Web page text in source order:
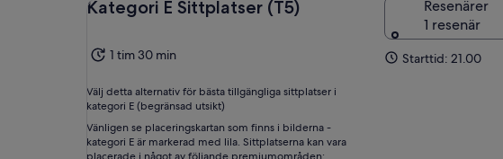
Kategori E Sittplatser (T5)
1 tim 30 min
Välj detta alternativ för bästa tillgängliga sittplatser i
kategori E (begränsad utsikt)
Vänligen se placeringskartan som finns i bilderna -
kategori E är markerad med lila. Sittplatserna kan vara
Resenärer
1 resenär
Starttid: 21.00